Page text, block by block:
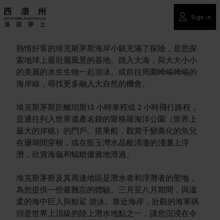
Sign in
熱情好客的埃克斯茅斯海岸小鎮充滿了探險，是您探
索地球上最壯麗風景的基地。跳入大海，與大大小小
的美麗的水生生物一起游泳。或前往周圍崎嶇崎嶇的
海岸線，尋找更多融入大自然的機會。
埃克斯茅斯距離珀斯13 小時車程或 2 小時飛行路程，
是通往列入世界遺產名錄的甯格羅海洋公園（世界上
最大的岸礁）的門戶。搭乘船，觀賞千變萬化的魚兒
在珊瑚間穿梭，或在藍玉灣水晶般清澈的淺灘上浮
潛，欣賞海龜和蝠鱝優雅地滑過。
埃克斯茅斯及其周邊地區是潛水者和浮潛者的聖地，
為您提供一些最難忘的體驗。三月至八月期間，與溫
柔的海中巨人與鯨鯊 游泳。靠近海岸，壯觀的海軍碼
頭是世界上頂級的陸上潛水地點之一，讓您沉浸在令